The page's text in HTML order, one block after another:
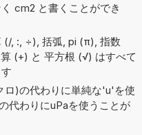
cm2 と書くことができ
(/, :, ÷), 括弧, pi (π), 指数
(+) と 平方根 (√) はすべて
)の代わりに単純な'u'を使
代わりにuPaを使うことが